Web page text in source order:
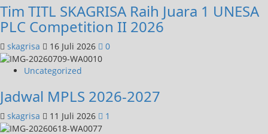
Tim TITL SKAGRISA Raih Juara 1 UNESA
PLC Competition II 2026
skagrisa 16 Juli 2026 0
Uncategorized
Jadwal MPLS 2026-2027
skagrisa 11 Juli 2026 1